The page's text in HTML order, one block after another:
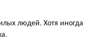
людей. Хотя иногда